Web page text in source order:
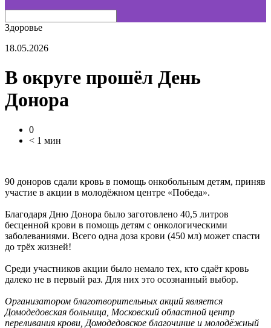
Здоровье
18.05.2026
В округе прошёл День
Донора
0
< 1 мин
90 доноров сдали кровь в помощь онкобольным детям, приняв
участие в акции в молодёжном центре «Победа».
Благодаря Дню Донора было заготовлено 40,5 литров
бесценной крови в помощь детям с онкологическими
заболеваниями. Всего одна доза крови (450 мл) может спасти
до трёх жизней!
Среди участников акции было немало тех, кто сдаёт кровь
далеко не в первый раз. Для них это осознанный выбор.
Организатором благотворительных акций является
Домодедовская больница, Московский областной центр
переливания крови, Домодедовское благочиние и молодёжный